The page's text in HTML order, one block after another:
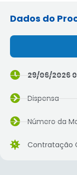
Dados do
29/06/2026
Dispensa
Número da
Contratação